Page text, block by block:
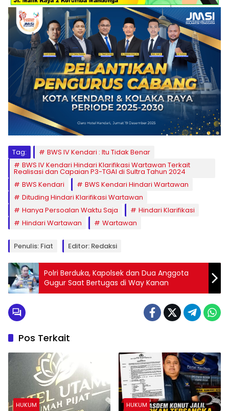
Tag:
BWS IV Kendari : Itu Tidak Benar
BWS IV Kendari Hindari Klarifikasi Wartawan Terkait
Realisasi dan Capaian P3-TGAI di Sultra Tahun 2024
BWS Kendari
BWS Kendari Hindari Wartawan
Dituding Hindari Klarifikasi Wartawan
Hanya Persoalan Waktu Saja
Hindari Klarifikasi
Hindari Wartawan
Wartawan
Penulis: Fiat Editor: Redaksi
Polri Berduka, Kapolsek dan Dua Anggota
Gugur Saat Bertugas di Way Kanan
Pos Terkait
HUKUM HUKUM